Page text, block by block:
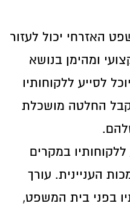
האזרחי יכול לעזור
ומהימן בנושא
לסייע ללקוחותיו
החלטה מושכלת
ללקוחותיו במקרים
העניינית. עורך
בפני בית המשפט,